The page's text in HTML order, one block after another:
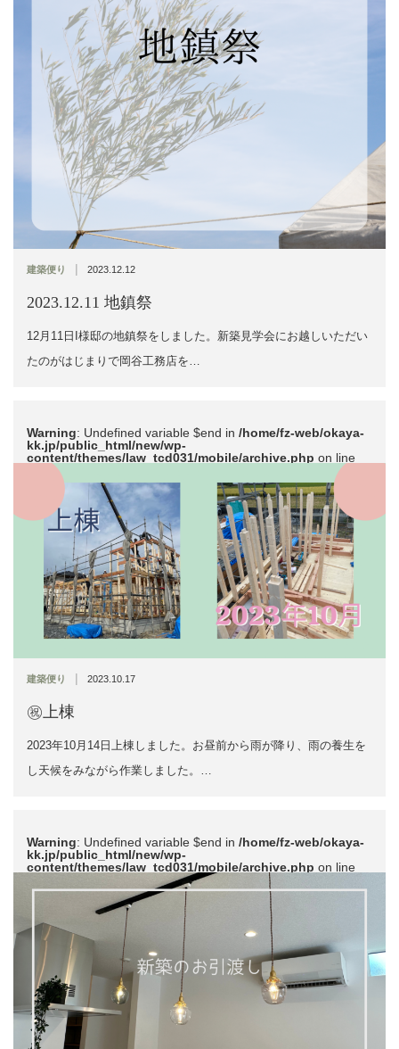
建築便り | 2023.12.12
2023.12.11 地鎮祭
12月11日I様邸の地鎮祭をしました。新築見学会にお越しいただい
たのがはじまりで岡谷工務店を…
Warning: Undefined variable $end in /home/fz-web/okaya-
kk.jp/public_html/new/wp-
content/themes/law_tcd031/mobile/archive.php on line
建築便り | 2023.10.17
㊗上棟
2023年10月14日上棟しました。お昼前から雨が降り、雨の養生を
し天候をみながら作業しました。…
Warning: Undefined variable $end in /home/fz-web/okaya-
kk.jp/public_html/new/wp-
content/themes/law_tcd031/mobile/archive.php on line